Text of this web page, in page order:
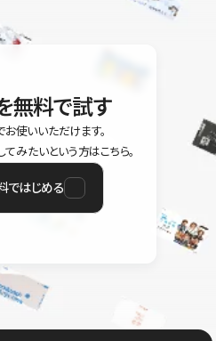
無料で試す
使いいただけます。
みたいという方はこちら。
ではじめる